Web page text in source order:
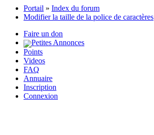
Portail » Index du forum
Modifier la taille de la police de caractères
Faire un don
Petites Annonces
Points
Videos
FAQ
Annuaire
Inscription
Connexion